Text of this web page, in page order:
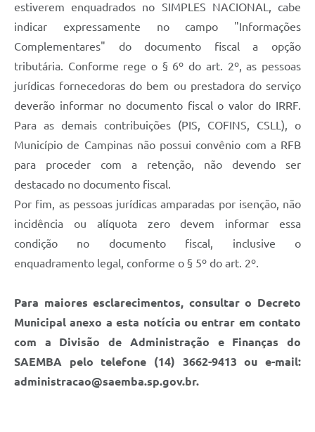
estiverem enquadrados no SIMPLES NACIONAL, cabe
indicar expressamente no campo "Informações
Complementares" do documento fiscal a opção
tributária. Conforme rege o § 6º do art. 2º, as pessoas
jurídicas fornecedoras do bem ou prestadora do serviço
deverão informar no documento fiscal o valor do IRRF.
Para as demais contribuições (PIS, COFINS, CSLL), o
Município de Campinas não possui convênio com a RFB
para proceder com a retenção, não devendo ser
destacado no documento fiscal.
Por fim, as pessoas jurídicas amparadas por isenção, não
incidência ou alíquota zero devem informar essa
condição no documento fiscal, inclusive o
enquadramento legal, conforme o § 5º do art. 2º.
Para maiores esclarecimentos, consultar o Decreto
Municipal anexo a esta notícia ou entrar em contato
com a Divisão de Administração e Finanças do
SAEMBA pelo telefone (14) 3662-9413 ou e-mail:
administracao@saemba.sp.gov.br.